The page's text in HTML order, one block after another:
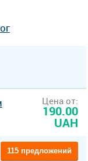
Цена от:
190.00
UAH
115 предложений